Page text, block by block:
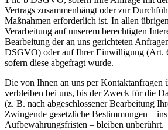
Vertrags zusammenhängt oder zur
Maßnahmen erforderlich ist. In allen
Verarbeitung auf unserem berechtigten
Bearbeitung der an uns gerichteten
DSGVO) oder auf Ihrer Einwilligung (Art.
sofern diese abgefragt wurde.
Die von Ihnen an uns per Kontaktanfragen
verbleiben bei uns, bis der Zweck für die
(z. B. nach abgeschlossener Bearbeitung
Zwingende gesetzliche Bestimmungen –
Aufbewahrungsfristen – bleiben unberührt.